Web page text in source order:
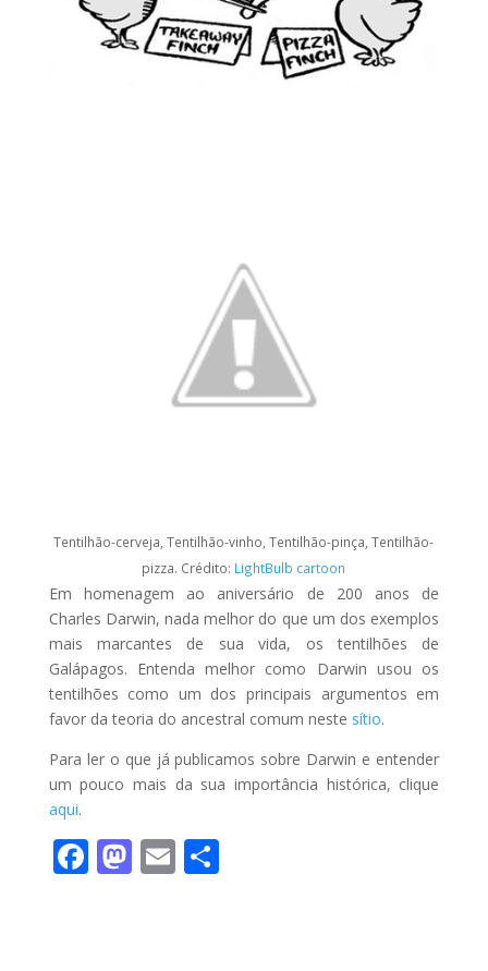
Tentilhão-cerveja, Tentilhão-vinho, Tentilhão-pinça, Tentilhão-
pizza. Crédito: LightBulb cartoon
Em homenagem ao aniversário de 200 anos de
Charles Darwin, nada melhor do que um dos exemplos
mais marcantes de sua vida, os tentilhões de
Galápagos. Entenda melhor como Darwin usou os
tentilhões como um dos principais argumentos em
favor da teoria do ancestral comum neste sítio.
Para ler o que já publicamos sobre Darwin e entender
um pouco mais da sua importância histórica, clique
aqui.
F M E S